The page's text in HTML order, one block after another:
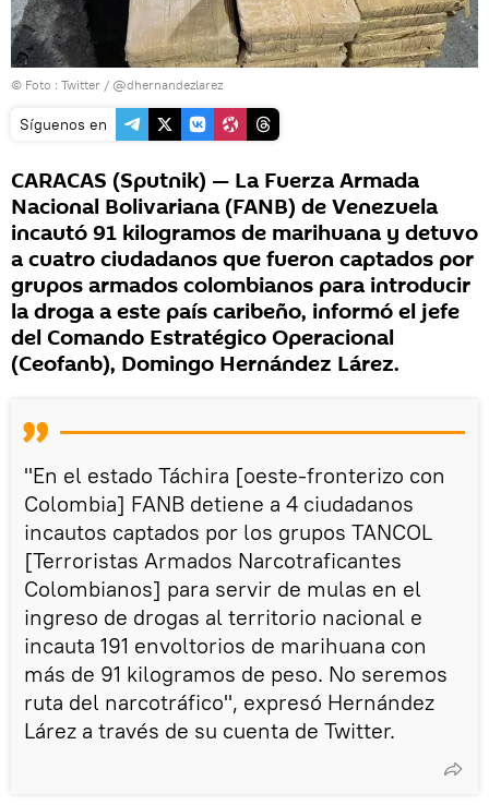
© Foto : Twitter / @dhernandezlarez
Síguenos en
CARACAS (Sputnik) — La Fuerza Armada
Nacional Bolivariana (FANB) de Venezuela
incautó 91 kilogramos de marihuana y detuvo
a cuatro ciudadanos que fueron captados por
grupos armados colombianos para introducir
la droga a este país caribeño, informó el jefe
del Comando Estratégico Operacional
(Ceofanb), Domingo Hernández Lárez.
"En el estado Táchira [oeste-fronterizo con
Colombia] FANB detiene a 4 ciudadanos
incautos captados por los grupos TANCOL
[Terroristas Armados Narcotraficantes
Colombianos] para servir de mulas en el
ingreso de drogas al territorio nacional e
incauta 191 envoltorios de marihuana con
más de 91 kilogramos de peso. No seremos
ruta del narcotráfico", expresó Hernández
Lárez a través de su cuenta de Twitter.